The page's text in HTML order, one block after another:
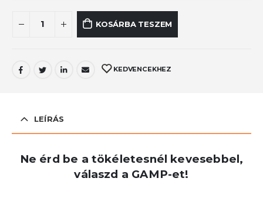
KOSÁRBA TESZEM
KEDVENCEKHEZ
LEÍRÁS
Ne érd be a tökéletesnél kevesebbel,
válaszd a GAMP-et!